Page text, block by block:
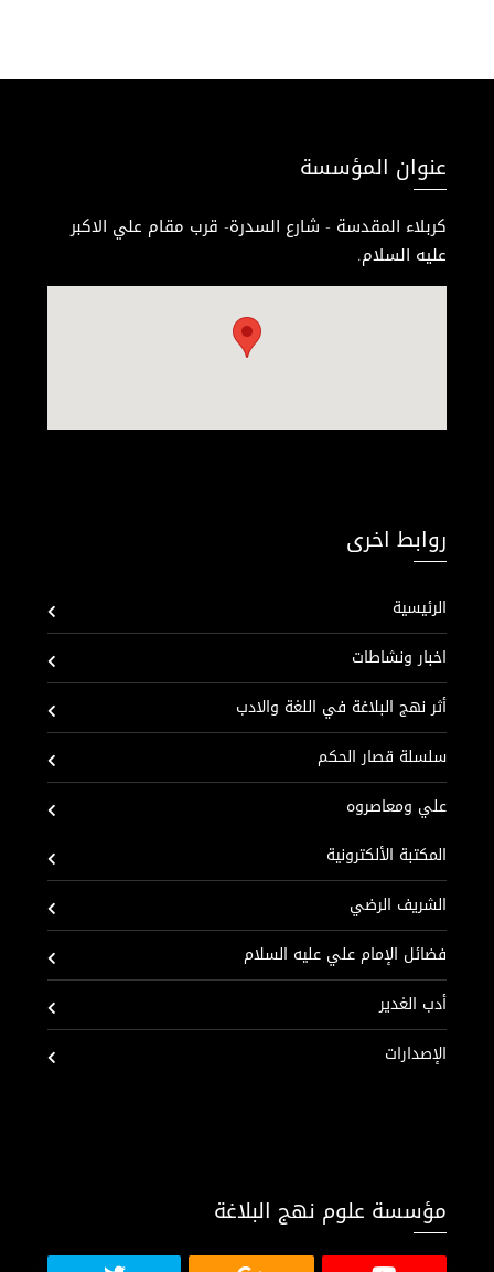
عنوان المؤسسة
كربلاء المقدسة - شارع السدرة- قرب مقام علي الاكبر
عليه السلام.
روابط اخرى
الرئيسية
اخبار ونشاطات
أثر نهج البلاغة في اللغة والادب
سلسلة قصار الحكم
علي ومعاصروه
المكتبة الألكترونية
الشريف الرضي
فضائل الإمام علي عليه السلام
أدب الغدير
الإصدارات
مؤسسة علوم نهج البلاغة